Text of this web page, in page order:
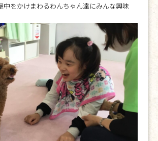
中をかけまわるわんちゃん達にみんな興味